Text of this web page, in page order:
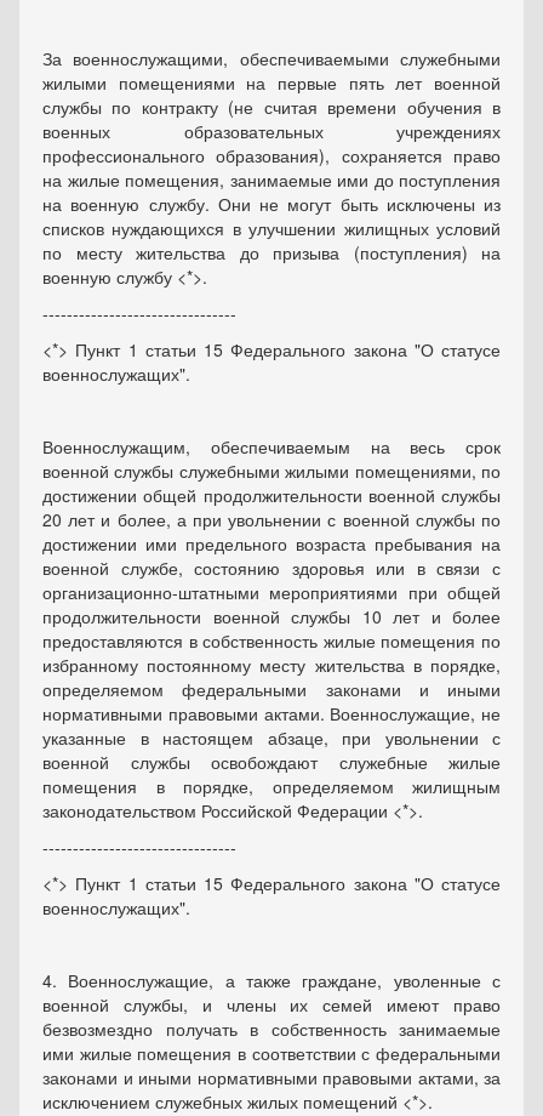
За военнослужащими, обеспечиваемыми служебными
жилыми помещениями на первые пять лет военной
службы по контракту (не считая времени обучения в
военных образовательных учреждениях
профессионального образования), сохраняется право
на жилые помещения, занимаемые ими до поступления
на военную службу. Они не могут быть исключены из
списков нуждающихся в улучшении жилищных условий
по месту жительства до призыва (поступления) на
военную службу <*>.
--------------------------------
<*> Пункт 1 статьи 15 Федерального закона "О статусе
военнослужащих".
Военнослужащим, обеспечиваемым на весь срок
военной службы служебными жилыми помещениями, по
достижении общей продолжительности военной службы
20 лет и более, а при увольнении с военной службы по
достижении ими предельного возраста пребывания на
военной службе, состоянию здоровья или в связи с
организационно-штатными мероприятиями при общей
продолжительности военной службы 10 лет и более
предоставляются в собственность жилые помещения по
избранному постоянному месту жительства в порядке,
определяемом федеральными законами и иными
нормативными правовыми актами. Военнослужащие, не
указанные в настоящем абзаце, при увольнении с
военной службы освобождают служебные жилые
помещения в порядке, определяемом жилищным
законодательством Российской Федерации <*>.
--------------------------------
<*> Пункт 1 статьи 15 Федерального закона "О статусе
военнослужащих".
4. Военнослужащие, а также граждане, уволенные с
военной службы, и члены их семей имеют право
безвозмездно получать в собственность занимаемые
ими жилые помещения в соответствии с федеральными
законами и иными нормативными правовыми актами, за
исключением служебных жилых помещений <*>.